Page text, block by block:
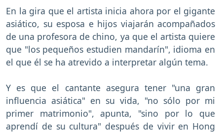
En la gira que el artista inicia ahora por el gigante
asiático, su esposa e hijos viajarán acompañados
de una profesora de chino, ya que el artista quiere
que "los pequeños estudien mandarín", idioma en
el que él se ha atrevido a interpretar algún tema.
Y es que el cantante asegura tener "una gran
influencia asiática" en su vida, "no sólo por mi
primer matrimonio", apunta, "sino por lo que
aprendí de su cultura" después de vivir en Hong